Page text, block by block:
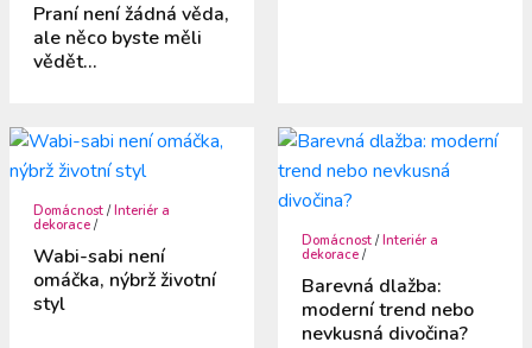
Praní není žádná věda,
ale něco byste měli
vědět…
Domácnost /Interiér a
dekorace /
Wabi-sabi není
omáčka, nýbrž životní
styl
Domácnost /Interiér a
dekorace /
Barevná dlažba:
moderní trend nebo
nevkusná divočina?